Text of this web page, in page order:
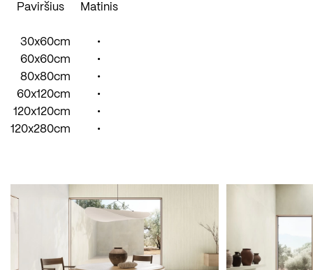
Paviršius Matinis
30x60cm
•
60x60cm
•
80x80cm
•
60x120cm
•
120x120cm
•
120x280cm
•